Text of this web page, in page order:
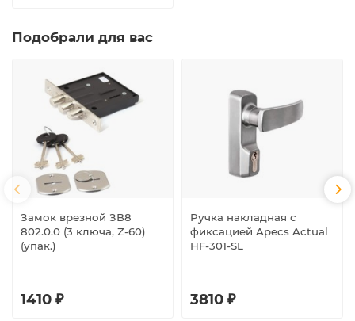
Подобрали для вас
Замок врезной ЗВ8
802.0.0 (3 ключа, Z-60)
(упак.)
1410 ₽
Ручка накладная с
фиксацией Apecs Actual
HF-301-SL
3810 ₽